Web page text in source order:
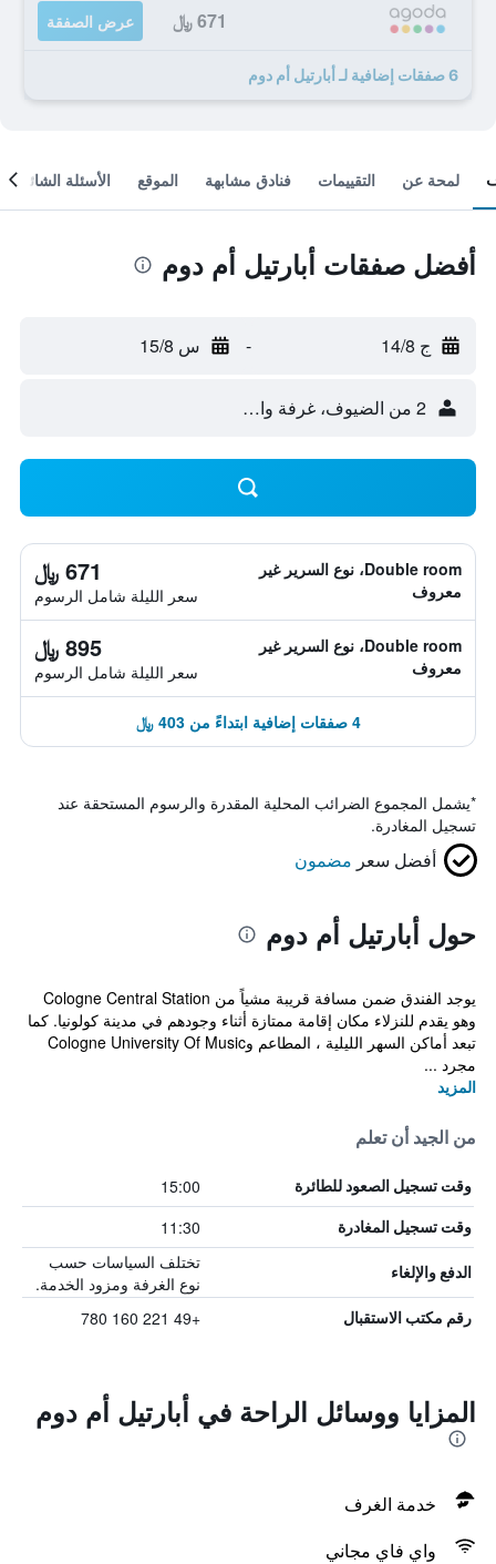
671 ﷼ عرض الصفقة
6 صفقات إضافية لـ أبارتيل أم دوم
لمحة عن التقييمات فنادق مشابهة الموقع الأسئلة الشائعة
أفضل صفقات أبارتيل أم دوم
ج 14/8 - س 15/8
2 من الضيوف، غرفة واحدة
Double room، نوع السرير غير
معروف
671 ﷼
سعر الليلة شامل الرسوم
Double room، نوع السرير غير
معروف
895 ﷼
سعر الليلة شامل الرسوم
4 صفقات إضافية ابتداءً من 403 ﷼
*يشمل المجموع الضرائب المحلية المقدرة والرسوم المستحقة عند
تسجيل المغادرة.
أفضل سعر مضمون
حول أبارتيل أم دوم
يوجد الفندق ضمن مسافة قريبة مشياً من Cologne Central Station
وهو يقدم للنزلاء مكان إقامة ممتازة أثناء وجودهم في مدينة كولونيا. كما
تبعد أماكن السهر الليلية ، المطاعم وCologne University Of Music
مجرد ...
المزيد
من الجيد أن تعلم
وقت تسجيل الصعود للطائرة 15:00
وقت تسجيل المغادرة 11:30
الدفع والإلغاء
تختلف السياسات حسب
نوع الغرفة ومزود الخدمة.
رقم مكتب الاستقبال +49 221 160 780
المزايا ووسائل الراحة في أبارتيل أم دوم
خدمة الغرف
واي فاي مجاني